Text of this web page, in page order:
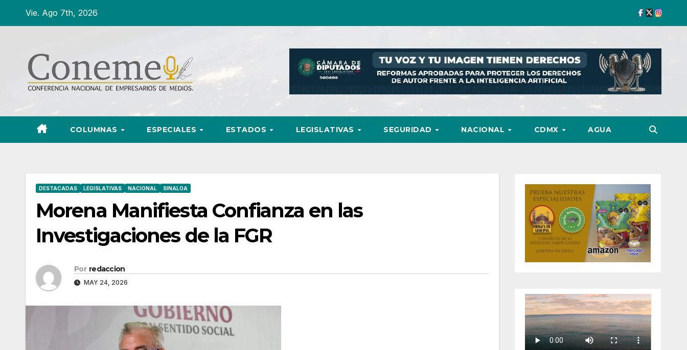
Vie. Ago 7th, 2026
COLUMNAS ESPECIALES ESTADOS LEGISLATIVAS SEGURIDAD NACIONAL CDMX AGUA
DESTACADAS LEGISLATIVAS NACIONAL SINALOA
Morena Manifiesta Confianza en las
Investigaciones de la FGR
Por redaccion
MAY 24, 2026